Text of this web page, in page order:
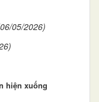
05/2026)
hiện xuống